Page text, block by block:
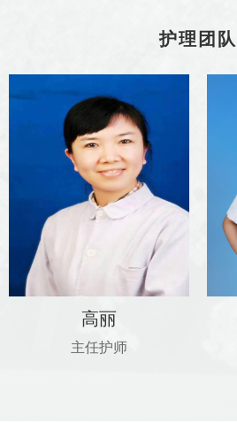
护理团队
高丽
主任护师